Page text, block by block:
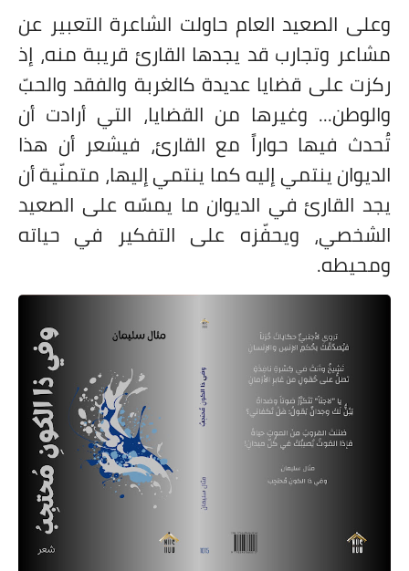
وعلى الصعيد العام حاولت الشاعرة التعبير عن
مشاعر وتجارب قد يجدها القارئ قريبة منه، إذ
ركزت على قضايا عديدة كالغربة والفقد والحبّ
والوطن... وغيرها من القضايا، التي أرادت أن
تُحدث فيها حواراً مع القارئ، فيشعر أن هذا
الديوان ينتمي إليه كما ينتمي إليها، متمنّية أن
يجد القارئ في الديوان ما يمسّه على الصعيد
الشخصي، ويحفّزه على التفكير في حياته
ومحيطه.